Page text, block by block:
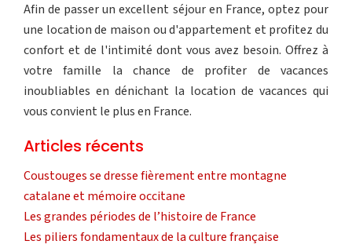
Afin de passer un excellent séjour en France, optez pour
une location de maison ou d'appartement et profitez du
confort et de l'intimité dont vous avez besoin. Offrez à
votre famille la chance de profiter de vacances
inoubliables en dénichant la location de vacances qui
vous convient le plus en France.
Articles récents
Coustouges se dresse fièrement entre montagne
catalane et mémoire occitane
Les grandes périodes de l’histoire de France
Les piliers fondamentaux de la culture française